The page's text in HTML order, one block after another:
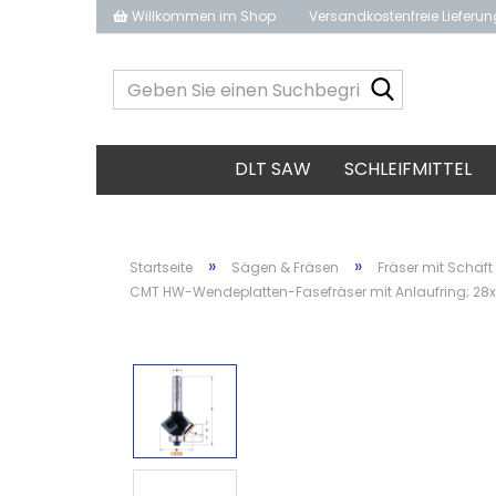
Willkommen im Shop Versandkostenfreie
Sie
ein...
DLT SAW SCHLEIFMITTEL
Startseite » Sägen & Fräsen » Fräser mit Schaft
CMT HW-Wendeplatten-Fasefräser mit Anlaufring;